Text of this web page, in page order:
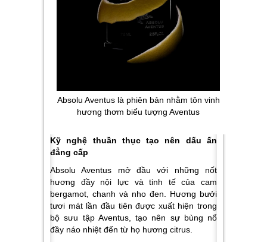
Absolu Aventus là phiên bản nhằm tôn vinh
hương thơm biểu tượng Aventus
Kỹ nghệ thuần thục tạo nên dấu ấn
đẳng cấp
Absolu Aventus mở đầu với những nốt
hương đầy nội lực và tinh tế của cam
bergamot, chanh và nho đen. Hương bưởi
tươi mát lần đầu tiên được xuất hiện trong
bộ sưu tập Aventus, tạo nên sự bùng nổ
đầy náo nhiệt đến từ họ hương citrus.